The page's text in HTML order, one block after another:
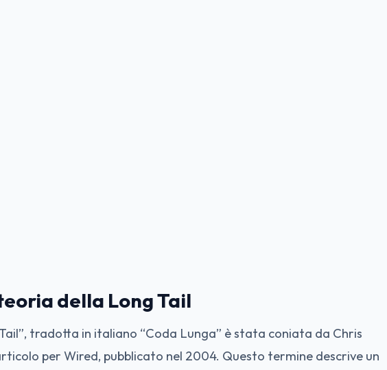
della Long Tail
Tail”, tradotta in italiano “Coda Lunga” è stata coniata da Chris
per Wired, pubblicato nel 2004. Questo termine descrive un